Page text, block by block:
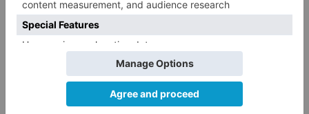
LO ÚLTIMO
Un hombre de 80 años resulta
herido en Burgos tras la colisión
entre un turismo y un camión